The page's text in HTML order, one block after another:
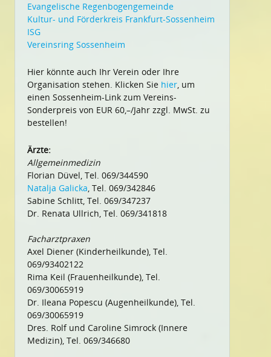
Evangelische Regenbogengemeinde
Kultur- und Förderkreis Frankfurt-Sossenheim
ISG
Vereinsring Sossenheim
Hier könnte auch Ihr Verein oder Ihre
Organisation stehen. Klicken Sie hier, um
einen Sossenheim-Link zum Vereins-
Sonderpreis von EUR 60,–/Jahr zzgl. MwSt. zu
bestellen!
Ärzte:
Allgemeinmedizin
Florian Düvel, Tel. 069/344590
Natalja Galicka, Tel. 069/342846
Sabine Schlitt, Tel. 069/347237
Dr. Renata Ullrich, Tel. 069/341818
Facharztpraxen
Axel Diener (Kinderheilkunde), Tel.
069/93402122
Rima Keil (Frauenheilkunde), Tel.
069/30065919
Dr. Ileana Popescu (Augenheilkunde), Tel.
069/30065919
Dres. Rolf und Caroline Simrock (Innere
Medizin), Tel. 069/346680